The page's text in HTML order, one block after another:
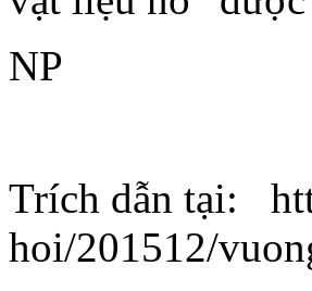
NP
Trích dẫn tại:
hoi/201512/